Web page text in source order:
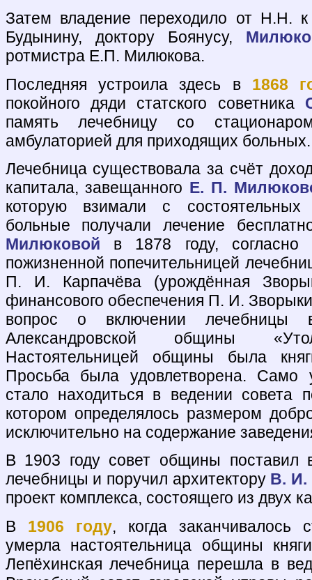
Затем владение переходило от Н.Н. к
Будынину, доктору Боянусу,
ротмистра Е.П. Милюкова.
Последняя устроила здесь в 1868
покойного дяди статского советника
память лечебницу со
амбулаторией для приходящих больных.
Лечебница существовала за счёт
капитала, завещанного Е. П.
которую взимали с
больные получали лечение
Милюковой в 1878 году, согласно
пожизненной попечительницей
П. И. Карпачёва (урождённая
финансового обеспечения П. И.
вопрос о включении лечебницы
Александровской общины
Настоятельницей общины была
Просьба была удовлетворена. Само
стало находиться в ведении совета
котором определялось размером
исключительно на содержание
В 1903 году совет общины поставил
лечебницы и поручил архитектору В. И.
проект комплекса, состоящего из двух
В 1906 году, когда заканчивалось
умерла настоятельница общины
Лепёхинская лечебница перешла в